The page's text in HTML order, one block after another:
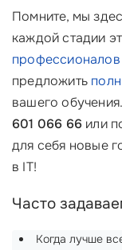
Помните, мы
каждой стадии
профессионалов
предложить
вашего
601 066 66 или
для себя новые
в IT!
Часто
Когда лучше